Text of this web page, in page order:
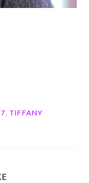
TIFFANY